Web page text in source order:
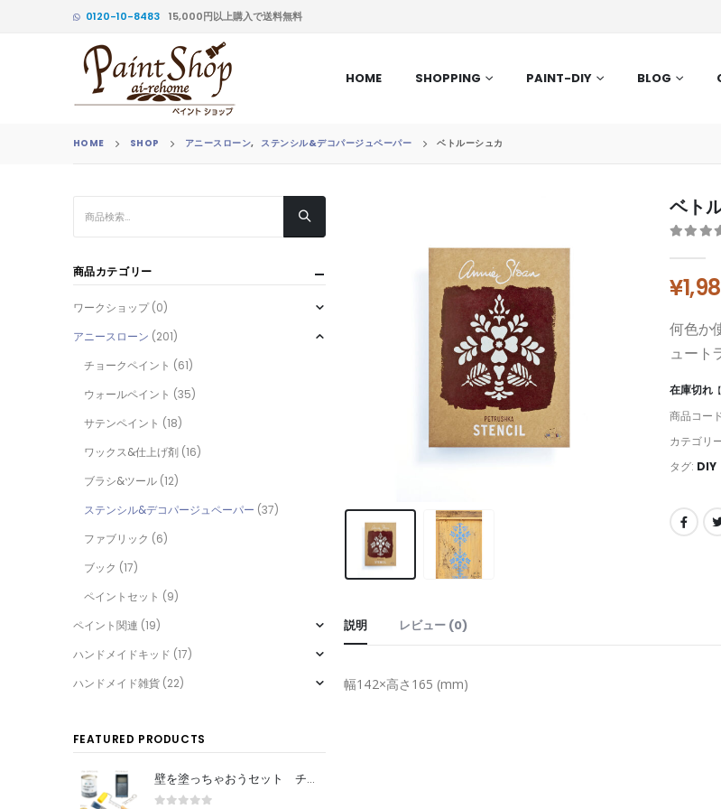
0120-10-8483 15,000円以上購入で送料無料
HOME SHOPPING PAINT-DIY BLOG
HOME SHOP アニースローン, ステンシル&デコパージュペーパー ベトルーシュカ
ベト
¥
何色か
ュート
在庫切れ
商品コー
カテゴリ
タグ: DIY
説明 レビュー (0)
幅142×高さ165 (mm)
商品カテゴリー
ワークショップ (0)
アニースローン (201)
チョークペイント (61)
ウォールペイント (35)
サテンペイント (18)
ワックス&仕上げ剤 (16)
ブラシ&ツール (12)
ステンシル&デコパージュペーパー (37)
ファブリック (6)
ブック (17)
ペイントセット (9)
ペイント関連 (19)
ハンドメイドキッド (17)
ハンドメイド雑貨 (22)
FEATURED PRODUCTS
壁を塗っちゃおうセット チョークペイント